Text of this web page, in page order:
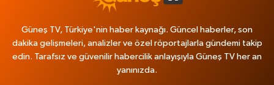
Güneş TV, Türkiye'nin haber kaynağı. Güncel haberler, son
dakika gelişmeleri, analizler ve özel röportajlarla gündemi takip
edin. Tarafsız ve güvenilir habercilik anlayışıyla Güneş TV her an
yanınızda.